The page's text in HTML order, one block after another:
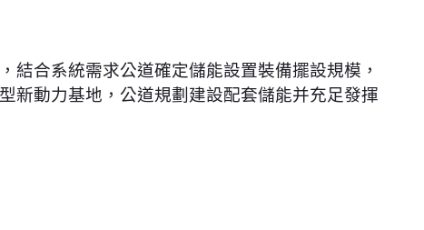
合系統需求公道確定儲能設置裝備擺設規模，
新動力基地，公道規劃建設配套儲能并充足發揮